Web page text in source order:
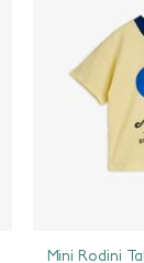
Mini Rodini